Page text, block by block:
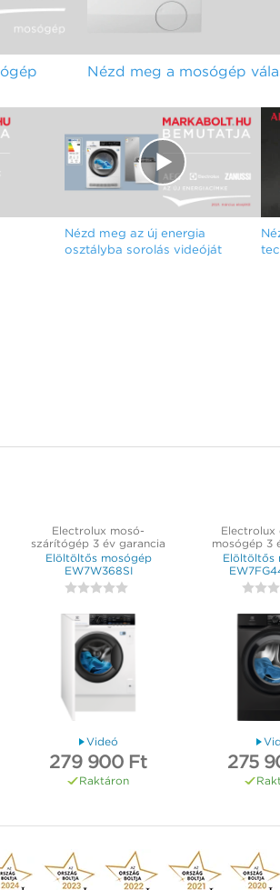
Nézd meg a mosógép
Nézd meg az új energia
osztályba sorolás videóját
Electrolux mosó-
szárítógép 3 év garancia
Elöltöltős mosógép
EW7W368SI
Videó
279 900 Ft
Raktáron
mosógép 3
Elöltöltős
275